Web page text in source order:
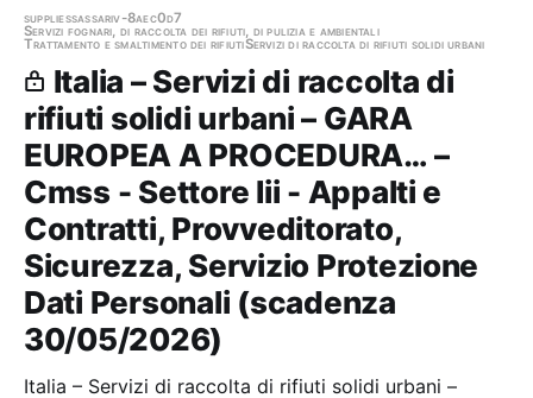
suppliessassariv-8aec0d7
Servizi fognari, di raccolta dei rifiuti, di pulizia e ambientali
Trattamento e smaltimento dei rifiutiServizi di raccolta di rifiuti solidi urbani
Italia – Servizi di raccolta di
rifiuti solidi urbani – GARA
EUROPEA A PROCEDURA… –
Cmss - Settore Iii - Appalti e
Contratti, Provveditorato,
Sicurezza, Servizio Protezione
Dati Personali (scadenza
30/05/2026)
Italia – Servizi di raccolta di rifiuti solidi urbani –